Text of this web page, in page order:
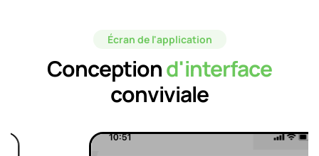
Écran de l'application
Conceptiond'interface
conviviale